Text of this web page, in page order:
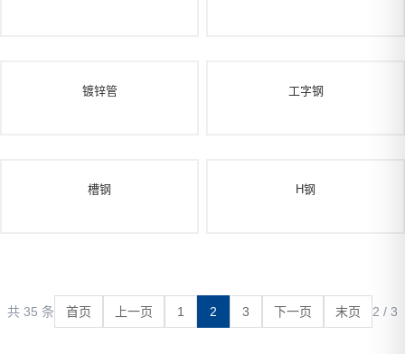
镀锌管 工字钢
槽钢 H钢
共 35 条 首页 上一页 1 2 3 下一页 末页 2 / 3